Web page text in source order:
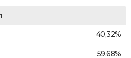
40,32%
59,68%